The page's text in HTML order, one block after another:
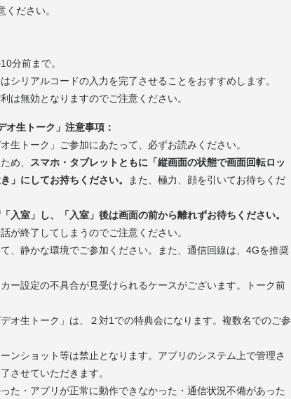
ださい。
分前まで。
シリアルコードの入力を完了させることをおすすめします。
は無効となりますのでご注意ください。
生トーク」注意事項：
生トーク」ご参加にあたって、必ずお読みください。
め、
スマホ・タブレットともに「縦画面の状態で画面回転ロッ
」にしてお持ちください。
また、極力、顔を引いてお待ちくだ
入室」し、「入室」後は画面の前から離れずお待ちください。
が終了してしまうのでご注意ください。
、静かな環境でご参加ください。また、通信回線は、4Gを推奨
ー設定の不具合が見受けられるケースがございます。トーク前
オ生トーク」は、２対1での特典会になります。複数名でのご参
ンショット等は禁止となります。アプリのシステム上で管理さ
させていただきます。
た・アプリが正常に動作できなかった・通信状況不備があった